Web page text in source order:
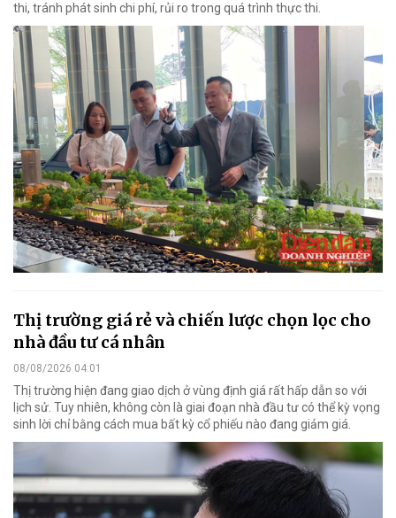
thi, tránh phát sinh chi phí, rủi ro trong quá trình thực thi.
Thị trường giá rẻ và chiến lược chọn lọc cho
nhà đầu tư cá nhân
08/08/2026 04:01
Thị trường hiện đang giao dịch ở vùng định giá rất hấp dẫn so với
lịch sử. Tuy nhiên, không còn là giai đoạn nhà đầu tư có thể kỳ vọng
sinh lời chỉ bằng cách mua bất kỳ cổ phiếu nào đang giảm giá.